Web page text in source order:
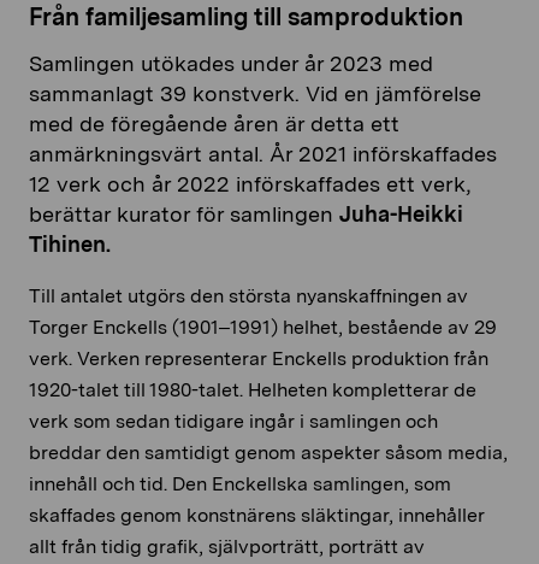
Från familjesamling till samproduktion
Samlingen utökades under år 2023 med
sammanlagt 39 konstverk. Vid en jämförelse
med de föregående åren är detta ett
anmärkningsvärt antal. År 2021 införskaffades
12 verk och år 2022 införskaffades ett verk,
berättar kurator för samlingen Juha-Heikki
Tihinen.
Till antalet utgörs den största nyanskaffningen av
Torger Enckells (1901–1991) helhet, bestående av 29
verk. Verken representerar Enckells produktion från
1920-talet till 1980-talet. Helheten kompletterar de
verk som sedan tidigare ingår i samlingen och
breddar den samtidigt genom aspekter såsom media,
innehåll och tid. Den Enckellska samlingen, som
skaffades genom konstnärens släktingar, innehåller
allt från tidig grafik, självporträtt, porträtt av